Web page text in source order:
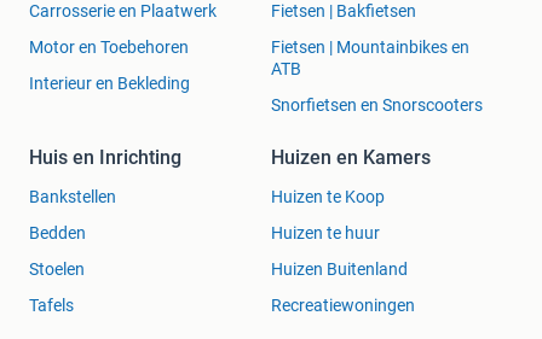
Carrosserie en Plaatwerk
Motor en Toebehoren
Interieur en Bekleding
Fietsen | Bakfietsen
Fietsen | Mountainbikes en
ATB
Snorfietsen en Snorscooters
Huis en Inrichting
Bankstellen
Bedden
Stoelen
Tafels
Huizen en Kamers
Huizen te Koop
Huizen te huur
Huizen Buitenland
Recreatiewoningen